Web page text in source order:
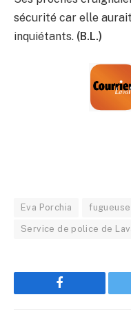
sécurité car elle
inquiétants. (B.L.)
Eva Porchia fugueuse
Service de police de
Facebook